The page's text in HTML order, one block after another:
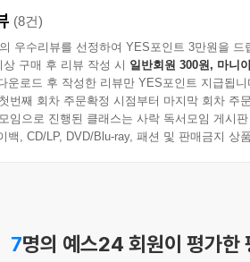
제 죄 없는 사람이다’
무죄판결을 받은 사람들은 현수막을 들었
부는 제주 4·3 사건 진상을 담은 공식
, 고문 등을 통해 받은 유죄 판결에 재
주에서도 애월, 조천, 표선 어딘가에
(8건)
우수리뷰를 선정하여 YES포인트 3만원을 드
상 구매 후 리뷰 작성 시 일반회원 300원, 마니
운로드 후 작성한 리뷰만 YES포인트 지급됩니
번째 회차 주문확정 시점부터 마지막 회차 주
임으로 진행된 클래스는 사락 독서모임 게시
백, CD/LP, DVD/Blu-ray, 패션 및 판매금지 상
7명의 예스24 회원이 평가한